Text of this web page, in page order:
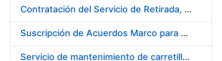
Contratación del Servicio de Retirada, Transporte y Gestión de Briquetas en Fábrica de Papel de Burgos
Suscripción de Acuerdos Marco para el Suministro de Material de Electrónica e Informática
Servicio de mantenimiento de carretillas transportadoras - elevadoras para la FNMT-RCM